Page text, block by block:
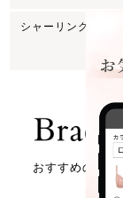
シャーリング
おすすめの記事